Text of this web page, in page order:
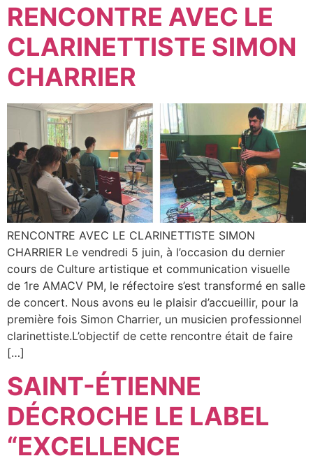
RENCONTRE AVEC LE
CLARINETTISTE SIMON
CHARRIER
RENCONTRE AVEC LE CLARINETTISTE SIMON
CHARRIER Le vendredi 5 juin, à l’occasion du dernier
cours de Culture artistique et communication visuelle
de 1re AMACV PM, le réfectoire s’est transformé en salle
de concert. Nous avons eu le plaisir d’accueillir, pour la
première fois Simon Charrier, un musicien professionnel
clarinettiste.L’objectif de cette rencontre était de faire
[…]
SAINT-ÉTIENNE
DÉCROCHE LE LABEL
“EXCELLENCE